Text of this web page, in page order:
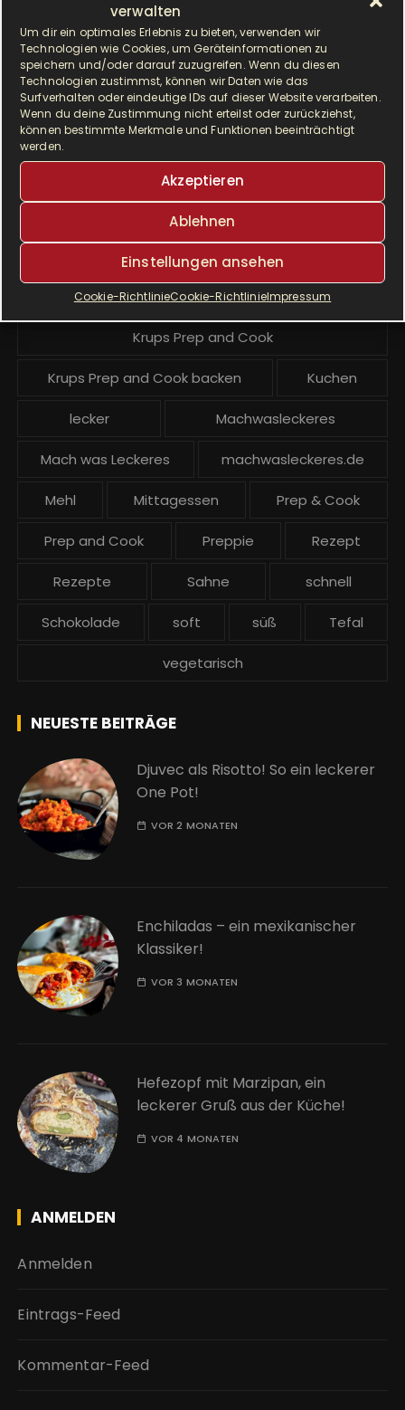
verwalten
Um dir ein optimales Erlebnis zu bieten, verwenden wir
Technologien wie Cookies, um Geräteinformationen zu
speichern und/oder darauf zuzugreifen. Wenn du diesen
Technologien zustimmst, können wir Daten wie das
Surfverhalten oder eindeutige IDs auf dieser Website verarbeiten.
Wenn du deine Zustimmung nicht erteilst oder zurückziehst,
können bestimmte Merkmale und Funktionen beeinträchtigt
werden.
Akzeptieren
Ablehnen
Einstellungen ansehen
Cookie-RichtlinieCookie-RichtlinieImpressum
g
e
Dinkelmehl
Gebäck gesund Grillen
Hauptgericht Hefe Hefeteig
HP5031 HP 5031
I Prep & Cook Gourmet
Krups Master Perfect Gourmet
Krups Prep & Cook
Krups Prep & Cook Rezepte
Krups Prep and Cook
Krups Prep and Cook backen Kuchen
lecker Machwasleckeres
Mach was Leckeres machwasleckeres.de
Mehl Mittagessen Prep & Cook
Prep and Cook Preppie Rezept
Rezepte Sahne schnell
Schokolade soft süß Tefal
vegetarisch
NEUESTE BEITRÄGE
Djuvec als Risotto! So ein leckerer
One Pot!
VOR 2 MONATEN
Enchiladas – ein mexikanischer
Klassiker!
VOR 3 MONATEN
Hefezopf mit Marzipan, ein
leckerer Gruß aus der Küche!
VOR 4 MONATEN
ANMELDEN
Anmelden
Eintrags-Feed
Kommentar-Feed